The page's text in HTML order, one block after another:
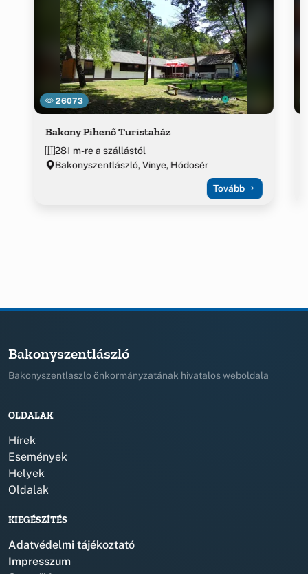
26073
Bakony Pihenő Turistaház
281 m-re a szállástól
Bakonyszentlászló, Vinye, Hódosér
Tovább
Bakonyszentlászló
Bakonyszentlaszlo önkormányzatának hivatalos weboldala
OLDALAK
Hírek
Események
Helyek
Oldalak
KIEGÉSZÍTÉS
Adatvédelmi tájékoztató
Impresszum